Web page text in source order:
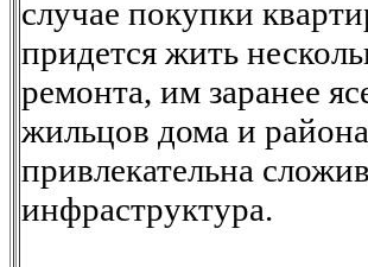
случае покупки
придется жить
ремонта, им заранее
жильцов дома и
привлекательна
инфраструктура.